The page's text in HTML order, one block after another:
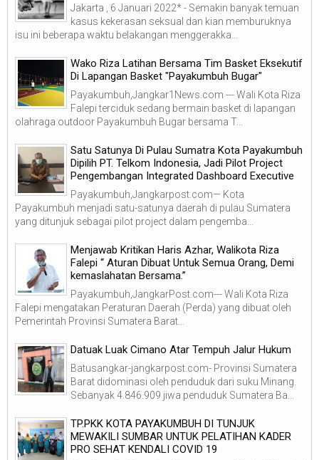
Jakarta , 6 Januari 2022* - Semakin banyak temuan
kasus kekerasan seksual dan kian memburuknya
isu ini beberapa waktu belakangan menggerakka...
Wako Riza Latihan Bersama Tim Basket Eksekutif
Di Lapangan Basket "Payakumbuh Bugar"
Payakumbuh,Jangkar1News.com --- Wali Kota Riza
Falepi terciduk sedang bermain basket di lapangan
olahraga outdoor Payakumbuh Bugar bersama T...
Satu Satunya Di Pulau Sumatra Kota Payakumbuh
Dipilih PT. Telkom Indonesia, Jadi Pilot Project
Pengembangan Integrated Dashboard Executive
Payakumbuh,Jangkarpost.com— Kota
Payakumbuh menjadi satu-satunya daerah di pulau Sumatera
yang ditunjuk sebagai pilot project dalam pengemba...
Menjawab Kritikan Haris Azhar, Walikota Riza
Falepi “ Aturan Dibuat Untuk Semua Orang, Demi
kemaslahatan Bersama.”
Payakumbuh,JangkarPost.com--- Wali Kota Riza
Falepi mengatakan Peraturan Daerah (Perda) yang dibuat oleh
Pemerintah Provinsi Sumatera Barat...
Datuak Luak Cimano Atar Tempuh Jalur Hukum
Batusangkar-jangkarpost.com- Provinsi Sumatera
Barat didominasi oleh penduduk dari suku Minang.
Sebanyak 4.846.909 jiwa penduduk Sumatera Ba...
TP.PKK KOTA PAYAKUMBUH DI TUNJUK
MEWAKILI SUMBAR UNTUK PELATIHAN KADER
PRO SEHAT KENDALI COVID 19